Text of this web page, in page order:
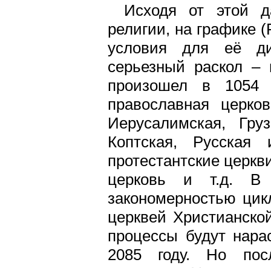
Исходя от этой
религии, на графике
условия для её
серьезный раскол –
произошел в 1054
православная
Иерусалимская,
Коптская,
протестантские
церковь и т.д. В
закономерностью
церквей
процессы будут
2085 году. Но